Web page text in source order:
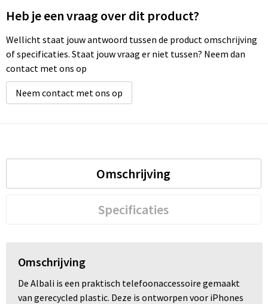
Heb je een vraag over dit product?
Wellicht staat jouw antwoord tussen de product omschrijving
of specificaties. Staat jouw vraag er niet tussen? Neem dan
contact met ons op
Neem contact met ons op
Omschrijving
Specificaties
Omschrijving
De Albali is een praktisch telefoonaccessoire gemaakt
van gerecycled plastic. Deze is ontworpen voor iPhones